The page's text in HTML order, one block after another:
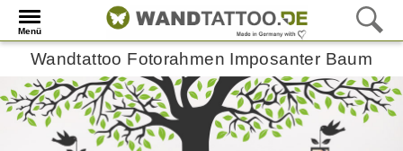
Menü
Wandtattoo Fotorahmen Imposanter Baum